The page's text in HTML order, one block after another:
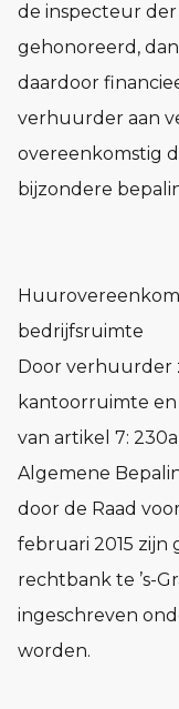
de inspecteur
gehonoreerd,
daardoor
verhuurder aan
overeenkomstig
bijzondere
bedrijfsruimte
Door verhuurder
kantoorruimte
van artikel 7:
Algemene
door de Raad
februari 2015 zijn
rechtbank te ’s-
ingeschreven
worden.